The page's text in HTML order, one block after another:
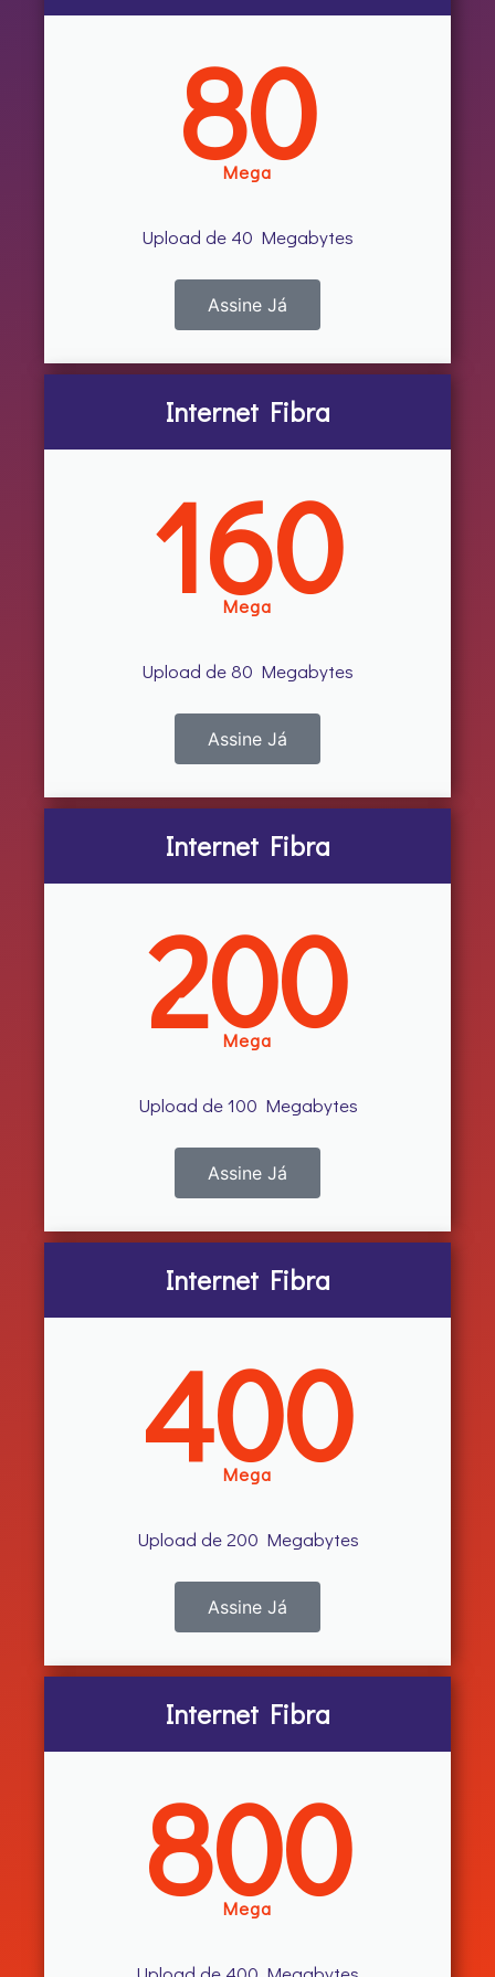
80
Mega
Upload de 40 Megabytes
Assine Já
Internet Fibra
160
Mega
Upload de 80 Megabytes
Assine Já
Internet Fibra
200
Mega
Upload de 100 Megabytes
Assine Já
Internet Fibra
400
Mega
Upload de 200 Megabytes
Assine Já
Internet Fibra
800
Mega